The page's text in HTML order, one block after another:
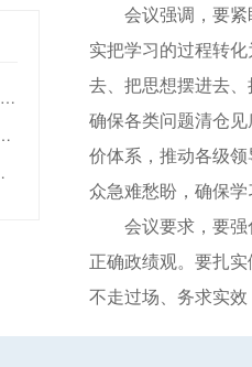
会议强调，要紧
实把学习的过程转
去、把思想摆进去
确保各类问题清仓
价体系，推动各级
众急难愁盼，确保
会议要求，要强
正确政绩观。要扎
不走过场、务求实